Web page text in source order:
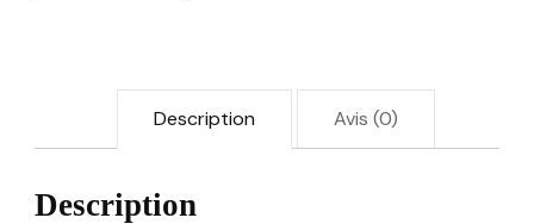
Description Avis (0)
Description